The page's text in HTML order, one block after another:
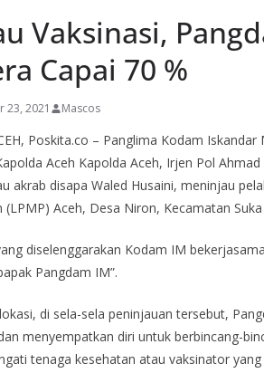
Vaksinasi,
Capai 70 %
23, 2021 Mascos
Poskita.co – Panglima Kodam
Aceh Kapolda Aceh, Irjen Pol
akrab disapa Waled Husaini, meninjau
(LPMP) Aceh, Desa Niron, Kecamatan
diselenggarakan Kodam IM
Pangdam IM”.
di sela-sela peninjauan tersebut,
menyempatkan diri untuk berbincang-
tenaga kesehatan atau vaksinator